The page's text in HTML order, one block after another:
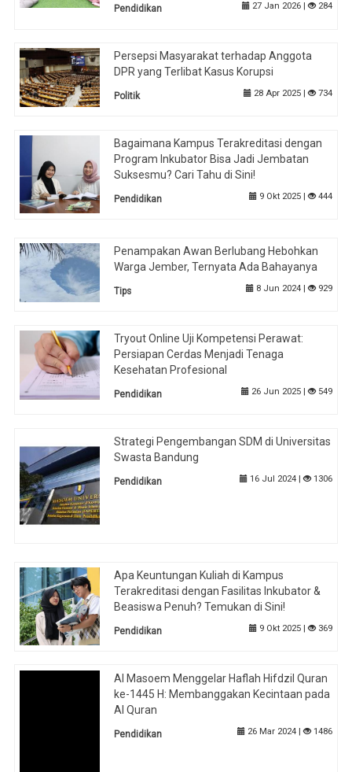
Pendidikan 27 Jan 2026 | 284
Persepsi Masyarakat terhadap Anggota
DPR yang Terlibat Kasus Korupsi
Politik 28 Apr 2025 | 734
Bagaimana Kampus Terakreditasi dengan
Program Inkubator Bisa Jadi Jembatan
Suksesmu? Cari Tahu di Sini!
Pendidikan 9 Okt 2025 | 444
Penampakan Awan Berlubang Hebohkan
Warga Jember, Ternyata Ada Bahayanya
Tips 8 Jun 2024 | 929
Tryout Online Uji Kompetensi Perawat:
Persiapan Cerdas Menjadi Tenaga
Kesehatan Profesional
Pendidikan 26 Jun 2025 | 549
Strategi Pengembangan SDM di Universitas
Swasta Bandung
Pendidikan 16 Jul 2024 | 1306
Apa Keuntungan Kuliah di Kampus
Terakreditasi dengan Fasilitas Inkubator &
Beasiswa Penuh? Temukan di Sini!
Pendidikan 9 Okt 2025 | 369
Al Masoem Menggelar Haflah Hifdzil Quran
ke-1445 H: Membanggakan Kecintaan pada
Al Quran
Pendidikan 26 Mar 2024 | 1486